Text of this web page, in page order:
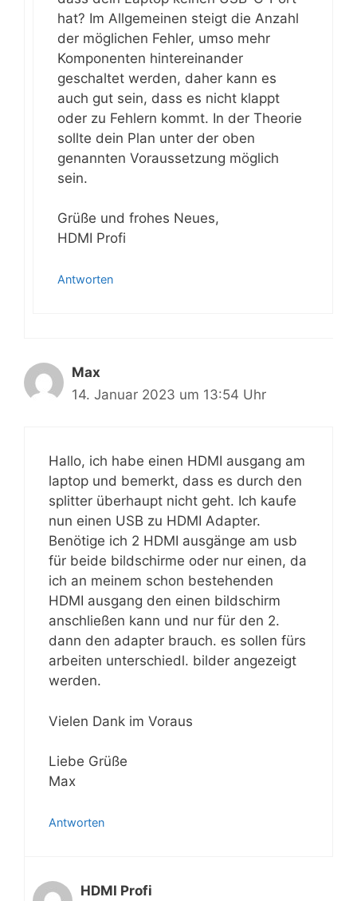
hat? Im Allgemeinen steigt die Anzahl
der möglichen Fehler, umso mehr
Komponenten hintereinander
geschaltet werden, daher kann es
auch gut sein, dass es nicht klappt
oder zu Fehlern kommt. In der Theorie
sollte dein Plan unter der oben
genannten Voraussetzung möglich
sein.
Grüße und frohes Neues,
HDMI Profi
Antworten
Max
14. Januar 2023 um 13:54 Uhr
Hallo, ich habe einen HDMI ausgang am
laptop und bemerkt, dass es durch den
splitter überhaupt nicht geht. Ich kaufe
nun einen USB zu HDMI Adapter.
Benötige ich 2 HDMI ausgänge am usb
für beide bildschirme oder nur einen, da
ich an meinem schon bestehenden
HDMI ausgang den einen bildschirm
anschließen kann und nur für den 2.
dann den adapter brauch. es sollen fürs
arbeiten unterschiedl. bilder angezeigt
werden.
Vielen Dank im Voraus
Liebe Grüße
Max
Antworten
HDMI Profi